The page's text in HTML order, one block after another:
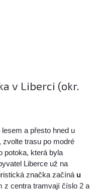
v Liberci (okr.
a přesto hned u
trasu po modré
potoka, která byla
Liberce už na
značka začíná u
z centra tramvají číslo 2 a